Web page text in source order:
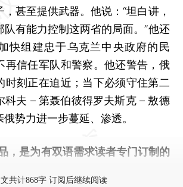
甚至提供武器。他说：“坦白讲，
队有能力控制这两省的局面。”他还
快组建忠于乌克兰中央政府的民
再信任军队和警察。他还警告，俄
时刻正在迫近；当下必须守住第二
科夫 – 第聂伯彼得罗夫斯克 – 敖德
势力进一步蔓延、渗透。
，是为有双语需求读者专门订制的
共计868字 订阅后继续阅读